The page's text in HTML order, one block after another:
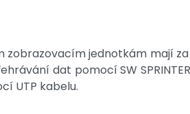
zobrazovacím jednotkám
dat pomocí SW
UTP kabelu.